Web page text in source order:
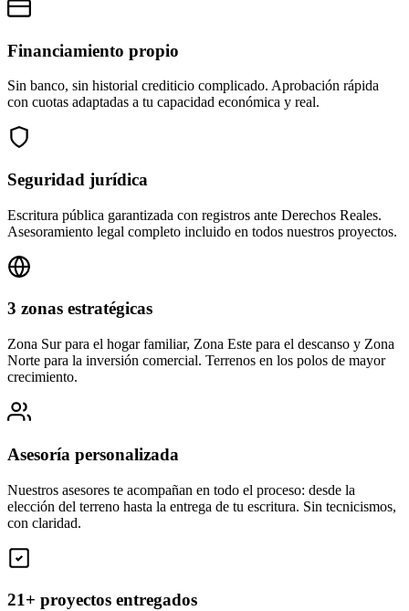
Financiamiento propio
Sin banco, sin historial crediticio complicado. Aprobación rápida
con cuotas adaptadas a tu capacidad económica y real.
Seguridad jurídica
Escritura pública garantizada con registros ante Derechos Reales.
Asesoramiento legal completo incluido en todos nuestros proyectos.
3 zonas estratégicas
Zona Sur para el hogar familiar, Zona Este para el descanso y Zona
Norte para la inversión comercial. Terrenos en los polos de mayor
crecimiento.
Asesoría personalizada
Nuestros asesores te acompañan en todo el proceso: desde la
elección del terreno hasta la entrega de tu escritura. Sin tecnicismos,
con claridad.
21+ proyectos entregados